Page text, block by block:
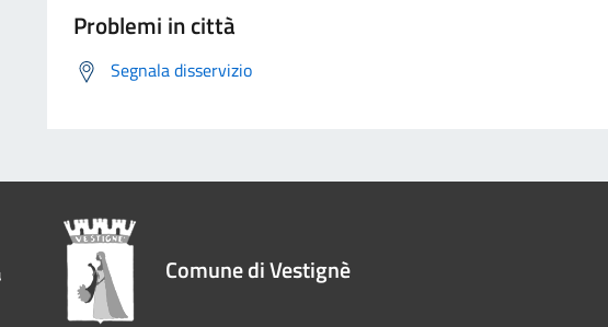
Problemi in città
Segnala disservizio
Comune di Vestignè